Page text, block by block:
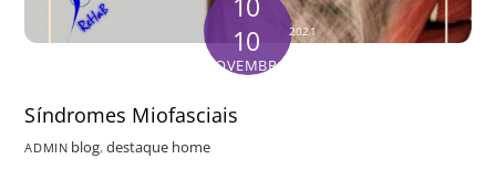
10
NOVEMBRO
2021
Síndromes Miofasciais
ADMIN blog,destaque home